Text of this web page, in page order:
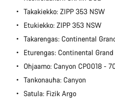
Takakiekko: ZIPP 353 NSW
Etukiekko: ZIPP 353 NSW
Takarengas: Continental
Eturengas: Continental
Ohjaamo: Canyon CP0018 -
Tankonauha: Canyon
Satula: Fizik Argo